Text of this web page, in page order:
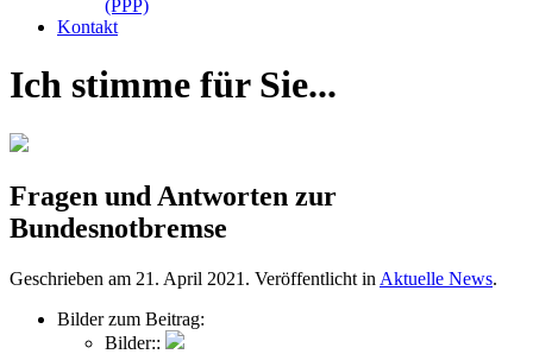
(PPP)
Kontakt
Ich stimme für Sie...
Fragen und Antworten zur
Bundesnotbremse
Geschrieben am 21. April 2021 . Veröffentlicht in Aktuelle News.
Bilder zum Beitrag:
Bilder::